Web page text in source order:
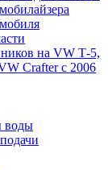
на VW Т-5,
Crafter с 2006
воды